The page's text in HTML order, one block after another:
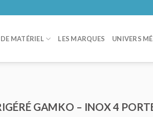
MATÉRIEL LES MARQUES UNIVERS
GAMKO – INOX 4